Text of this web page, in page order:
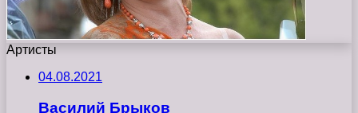
Артисты
04.08.2021
Василий Брыков